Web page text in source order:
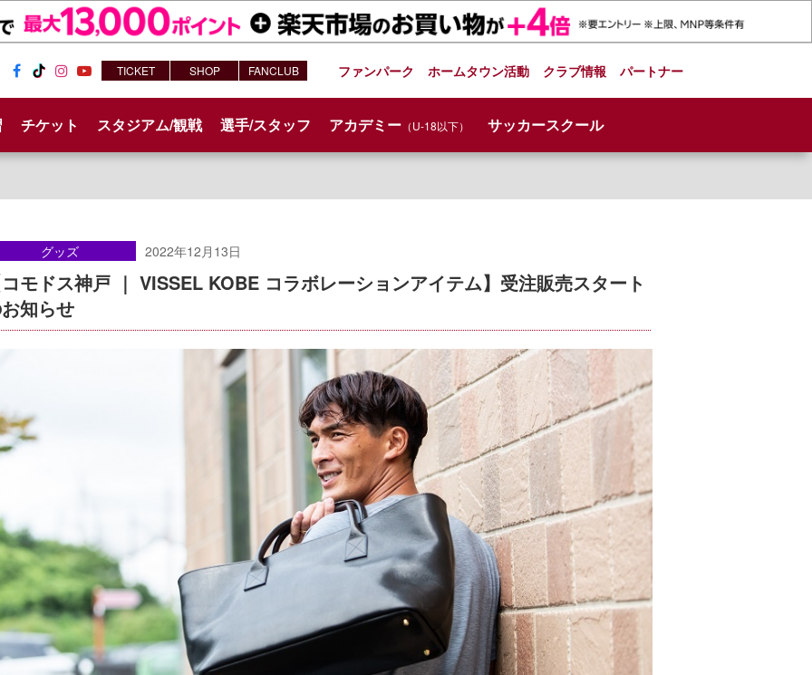
am e
チケット スタジアム/観戦 選手/スタッフ アカデミー（U-18以下） サッカースクール
ファンパーク ホームタウン活動 クラブ情報 パートナー
TICKET SHOP FANCLUB
グッズ 2022年12月13日
モドス神戸 ｜ VISSEL KOBE コラボレーションアイテム】受注販売スタート
知らせ